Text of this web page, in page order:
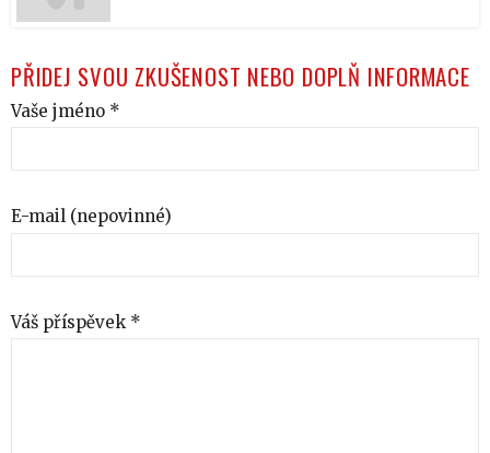
PŘIDEJ SVOU ZKUŠENOST NEBO DOPLŇ INFORMACE
Vaše jméno *
E-mail (nepovinné)
Váš příspěvek *